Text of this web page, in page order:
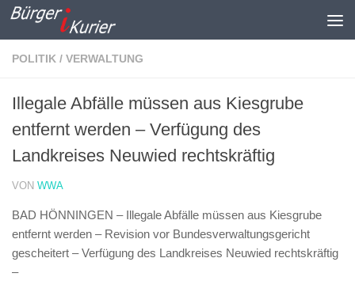
Zum Inhalt springen
POLITIK / VERWALTUNG
Illegale Abfälle müssen aus Kiesgrube
entfernt werden – Verfügung des
Landkreises Neuwied rechtskräftig
VON WWA
BAD HÖNNINGEN – Illegale Abfälle müssen aus Kiesgrube
entfernt werden – Revision vor Bundesverwaltungsgericht
gescheitert – Verfügung des Landkreises Neuwied rechtskräftig
–